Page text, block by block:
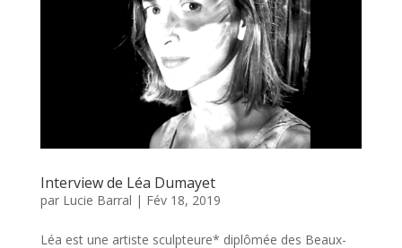
Interview de Léa Dumayet
par Lucie Barral | Fév 18, 2019
Léa est une artiste sculpteure* diplômée des Beaux-